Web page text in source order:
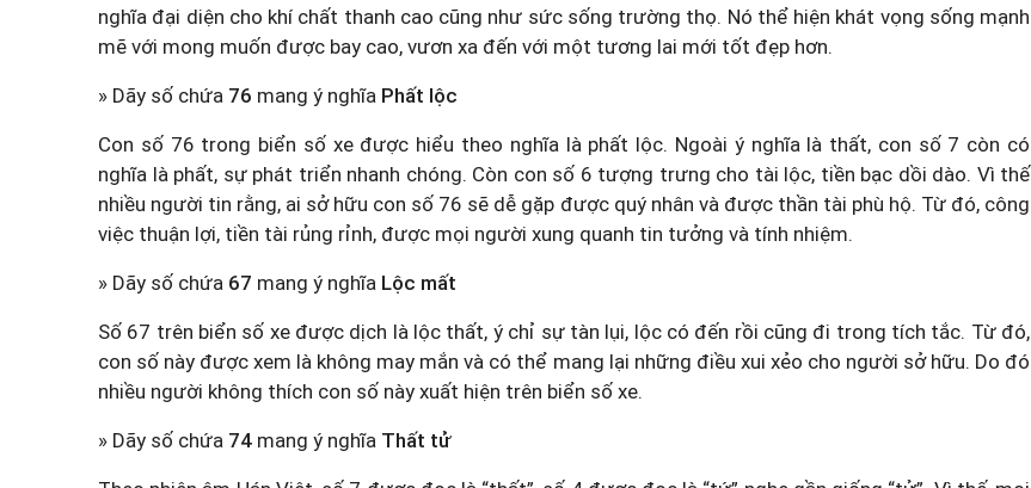
nghĩa đại diện cho khí chất thanh cao cũng như sức sống trường thọ. Nó thể hiện khát vọng sống mạnh
mẽ với mong muốn được bay cao, vươn xa đến với một tương lai mới tốt đẹp hơn.
» Dãy số chứa 76 mang ý nghĩa Phất lộc
Con số 76 trong biển số xe được hiểu theo nghĩa là phất lộc. Ngoài ý nghĩa là thất, con số 7 còn có
nghĩa là phất, sự phát triển nhanh chóng. Còn con số 6 tượng trưng cho tài lộc, tiền bạc dồi dào. Vì thế
nhiều người tin rằng, ai sở hữu con số 76 sẽ dễ gặp được quý nhân và được thần tài phù hộ. Từ đó, công
việc thuận lợi, tiền tài rủng rỉnh, được mọi người xung quanh tin tưởng và tính nhiệm.
» Dãy số chứa 67 mang ý nghĩa Lộc mất
Số 67 trên biển số xe được dịch là lộc thất, ý chỉ sự tàn lụi, lộc có đến rồi cũng đi trong tích tắc. Từ đó,
con số này được xem là không may mắn và có thể mang lại những điều xui xẻo cho người sở hữu. Do đó
nhiều người không thích con số này xuất hiện trên biển số xe.
» Dãy số chứa 74 mang ý nghĩa Thất tử